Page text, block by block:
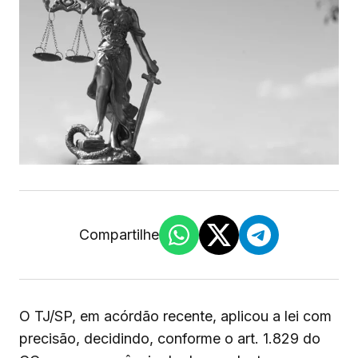
Compartilhe
O TJ/SP, em acórdão recente, aplicou a lei com
precisão, decidindo, conforme o art. 1.829 do